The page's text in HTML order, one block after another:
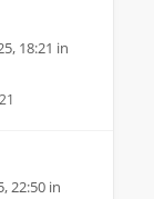
18:21 in
22:50 in